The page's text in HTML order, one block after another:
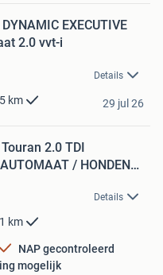
EXECUTIVE
2.0 vvt-i
Details
km 29 jul 26
2.0 TDI
/ HONDEN
Details
km
NAP gecontroleerd
mogelijk